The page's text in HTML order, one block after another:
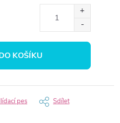
KOŠÍKU
pes Sdílet